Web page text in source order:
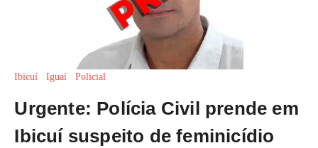
Ibicuí Iguaí Policial
Urgente: Polícia Civil prende em
Ibicuí suspeito de feminicídio